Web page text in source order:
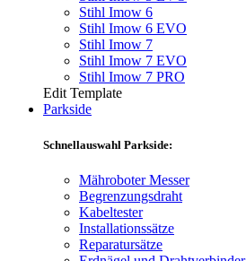
Stihl Imow 6
Stihl Imow 6 EVO
Stihl Imow 7
Stihl Imow 7 EVO
Stihl Imow 7 PRO
Edit Template
Parkside
Schnellauswahl Parkside:
Mähroboter Messer
Begrenzungsdraht
Kabeltester
Installationssätze
Reparatursätze